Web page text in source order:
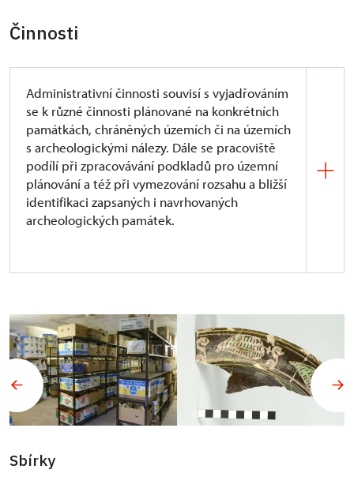
Činnosti
Administrativní činnosti souvisí s vyjadřováním
se k různé činnosti plánované na konkrétních
památkách, chráněných územích či na územích
s archeologickými nálezy. Dále se pracoviště
podílí při zpracovávání podkladů pro územní
plánování a též při vymezování rozsahu a bližší
identifikaci zapsaných i navrhovaných
archeologických památek.
rozsáhly fond archeologické sbírky, ale také podíl
na tvorbě seznamu archeologických lokalit
na Pardubicku, tvořeném formou excerpt, ale
i nově objevených lokalit. Nyní se terénní aktivity
zaměřují především na drobné archeologické akce
a dozory prováděné během stavebních prací na
zapsaných objektech ÚOP (Slatiňany, Příhrádek,
lokalitách (městské jádro, Pardubičky). Mnoholetý
Sbírky